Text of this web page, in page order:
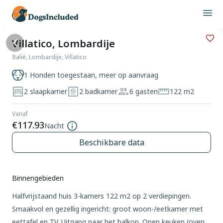
Villatico, Lombardije
Italië, Lombardije, Villatico
1 Honden toegestaan, meer op aanvraag
2 slaapkamer
2 badkamer 6 gasten 122 m2
Vanaf
€117.93Nacht
Beschikbare data
Binnengebieden
Halfvrijstaand huis 3-kamers 122 m2 op 2 verdiepingen.
Smaakvol en gezellig ingericht: groot woon-/eetkamer met